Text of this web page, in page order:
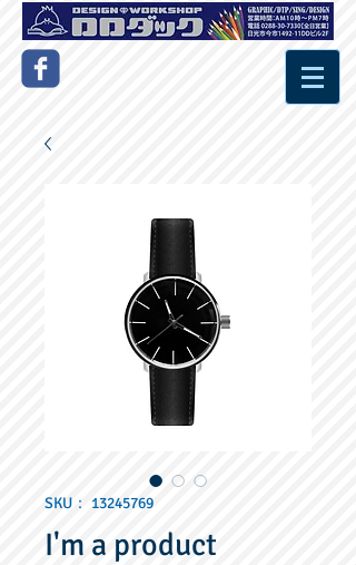
SKU： 13245769
I'm a product